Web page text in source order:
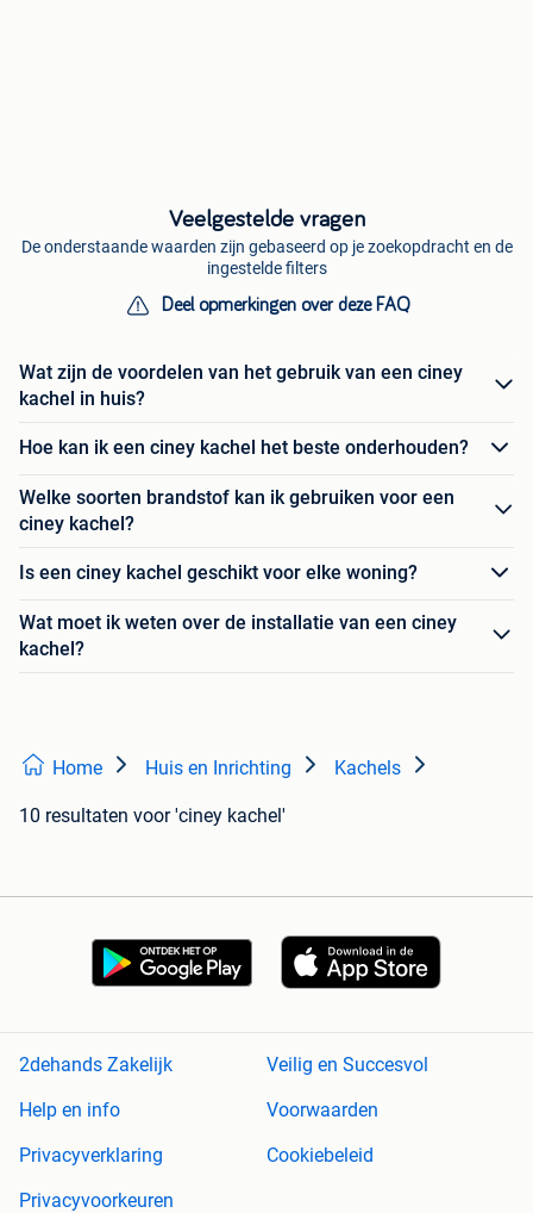
Veelgestelde vragen
De onderstaande waarden zijn gebaseerd op je zoekopdracht en de
ingestelde filters
Deel opmerkingen over deze FAQ
Wat zijn de voordelen van het gebruik van een ciney
kachel in huis?
Hoe kan ik een ciney kachel het beste onderhouden?
Welke soorten brandstof kan ik gebruiken voor een
ciney kachel?
Is een ciney kachel geschikt voor elke woning?
Wat moet ik weten over de installatie van een ciney
kachel?
Home Huis en Inrichting Kachels
10 resultaten voor 'ciney kachel'
2dehands Zakelijk
Veilig en Succesvol
Help en info
Voorwaarden
Privacyverklaring
Cookiebeleid
Privacyvoorkeuren